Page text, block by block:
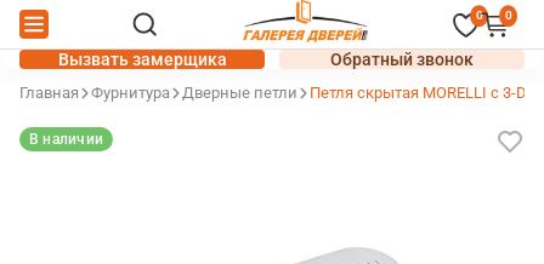
0 0
Вызвать замерщика Обратный звонок
Главная Фурнитура Дверные петли Петля скрытая MORELLI с 3-D
В наличии